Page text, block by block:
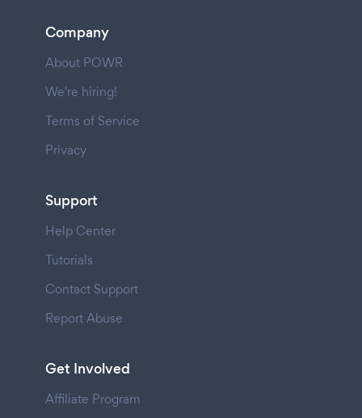
Company
About POWR
We're hiring!
Terms of Service
Privacy
Support
Help Center
Tutorials
Contact Support
Report Abuse
Get Involved
Affiliate Program